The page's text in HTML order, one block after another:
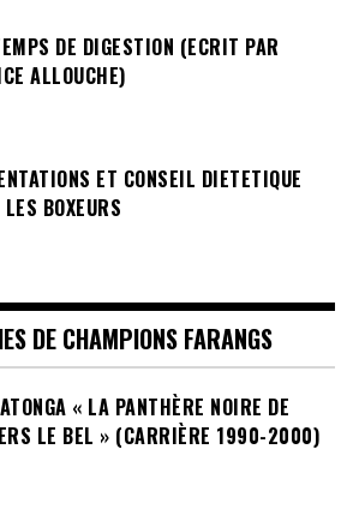
DE DIGESTION (ECRIT PAR
ALLOUCHE)
ET CONSEIL DIETETIQUE
BOXEURS
DE CHAMPIONS FARANGS
« LA PANTHÈRE NOIRE DE
LE BEL » (CARRIÈRE 1990-2000)